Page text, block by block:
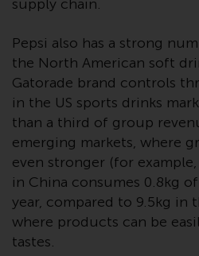
kollektiven
durch die FINMA.
verwaltete Fonds,
der FINMA
dürfen in der
qualifizierten
von Artikel 10
angeboten werden.
3ter KAG
Der Vertreter der
supply chain.
Pepsi also has a strong
the North American soft
Gatorade brand controls
in the US sports drinks
than a third of group
emerging markets, where
even stronger (for
in China consumes 0.8kg
year, compared to 9.5kg in
where products can be
tastes.